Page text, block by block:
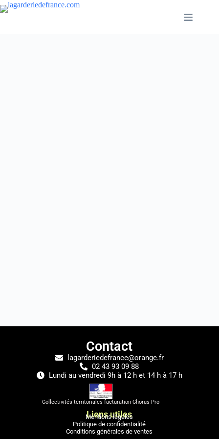
Contact
lagarderiedefrance@orange.fr
02 43 93 09 88
Lundi au vendredi 9h à 12 h et 14 h à 17 h
Collectivités territoriales facturation Chorus Pro
Liens utiles
Mentions légales
Politique de confidentialité
Conditions générales de ventes